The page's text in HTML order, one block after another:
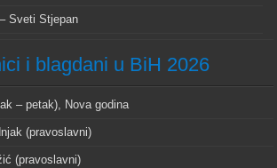
Sveti Stjepan
i blagdani u BiH 2026
– petak), Nova godina
(pravoslavni)
(pravoslavni)